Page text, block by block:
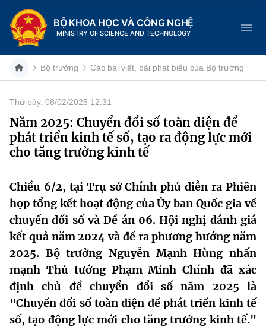
BỘ KHOA HỌC VÀ CÔNG NGHỆ
MINISTRY OF SCIENCE AND TECHNOLOGY
Danh mục
Trang chủ
Chức năng nhiệm vụ
Cơ cấu tổ chức
Lịch sử phát triển
Sở Khoa học và Công nghệ
Tin tức sự kiện
Khoa học và Công nghệ
Đổi mới sáng tạo
Chuyển đổi số
Bưu chính, Viễn thông
Dịch vụ công
Hệ thống văn bản
Văn bản QPPL
Văn bản chỉ đạo điều hành
MST IOFFICE
THỐNG KÊ
Bộ trưởng Các bài viết, bài phát biểu của Bộ trưởng
Thứ bảy, 08/02/2025 12:31
Năm 2025: Chuyển đổi số toàn diện để
phát triển kinh tế số, tạo ra động lực mới
cho tăng trưởng kinh tế
Chiều 6/2, tại Trụ sở Chính phủ diễn ra Phiên
họp tổng kết hoạt động của Ủy ban Quốc gia về
chuyển đổi số và Đề án 06. Hội nghị đánh giá
kết quả năm 2024 và đề ra phương hướng năm
2025. Bộ trưởng Nguyễn Mạnh Hùng nhấn
mạnh Thủ tướng Phạm Minh Chính đã xác
định chủ đề chuyển đổi số năm 2025 là
"Chuyển đổi số toàn diện để phát triển kinh tế
số, tạo động lực mới cho tăng trưởng kinh tế."